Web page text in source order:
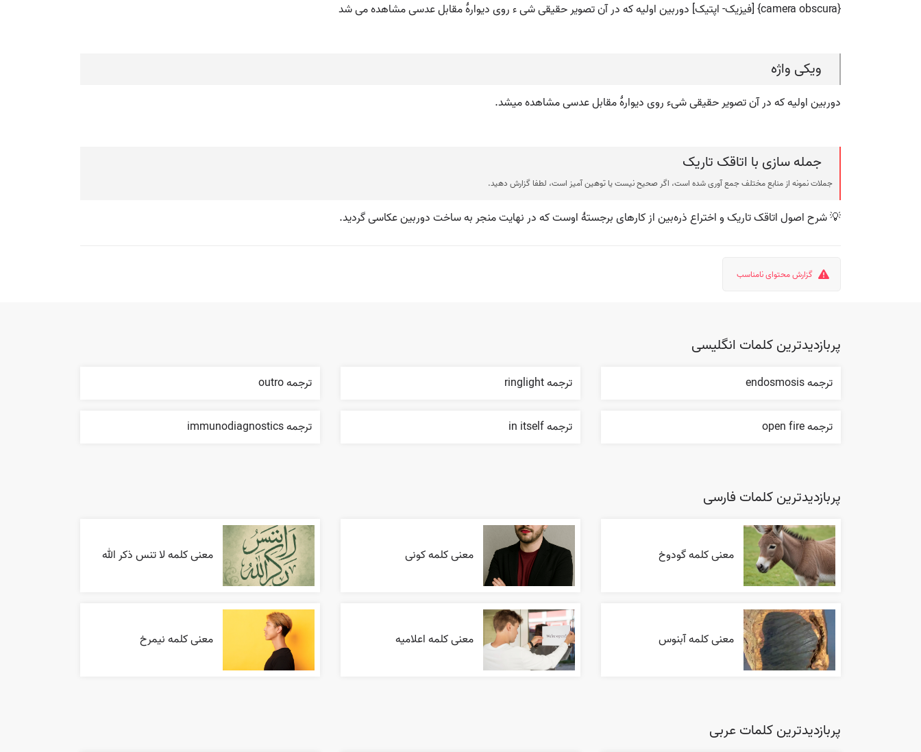
{camera obscura} [فیزیک- اپتیک] دوربین اولیه که در آن تصویر حقیقی شی ء روی دیوارۀ مقابل عدسی مشاهده می شد
ویکی واژه
دوربین اولیه که در آن تصویر حقیقی شی‏ء روی دیوارۀ مقابل عدسی مشاهده می‏شد.
جمله سازی با اتاقک تاریک
جملات نمونه از منابع مختلف جمع آوری شده است، اگر صحیح نیست یا توهین آمیز است، لطفا گزارش دهید.
💡 شرح اصول اتاقک تاریک و اختراع ذره‌بین از کارهای برجستهٔ اوست که در نهایت منجر به ساخت دوربین عکاسی گردید.
گزارش محتوای نامناسب
پربازدیدترین کلمات انگلیسی
ترجمه endosmosis ترجمه ringlight ترجمه outro
ترجمه open fire ترجمه in itself ترجمه immunodiagnostics
پربازدیدترین کلمات فارسی
معنی کلمه گودوخ معنی کلمه کونی معنی کلمه لا تنس ذکر الله
معنی کلمه آبنوس معنی کلمه اعلاميه معنی کلمه نیمرخ
پربازدیدترین کلمات عربی